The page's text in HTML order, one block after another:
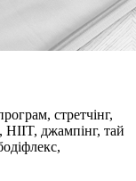
стретчінг,
HIIT, джампінг, тай